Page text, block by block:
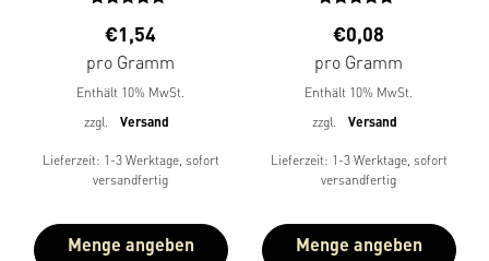
Bewertet
mit
5.00
von 5
€1,54
pro Gramm
Enthält 10% MwSt.
zzgl.
Versand
Lieferzeit: 1-3 Werktage, sofort
versandfertig
Menge angeben
Bewerte
t mit
4.00
von 5
€0,08
pro Gramm
Enthält 10% MwSt.
zzgl.
Versand
Lieferzeit: 1-3 Werktage, sofort
versandfertig
Menge angeben